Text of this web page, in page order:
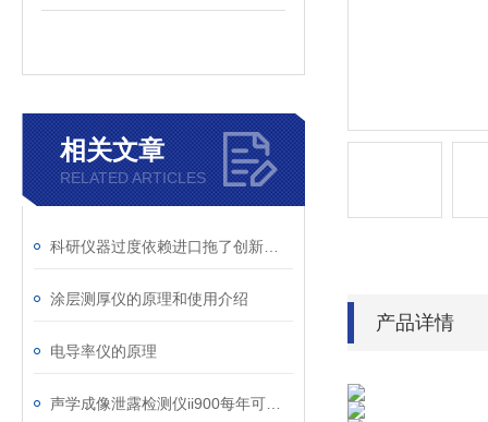
相关文章
RELATED ARTICLES
涂层测厚仪的原理和使用介绍
电导率仪的原理
产品详情